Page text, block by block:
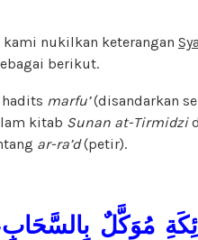
nukilkan keterangan
berikut.
marfu’(disandarkan
kitab Sunan at-Tirmidzi
ar-ra’d(petir).
مُوَكَّلٌ